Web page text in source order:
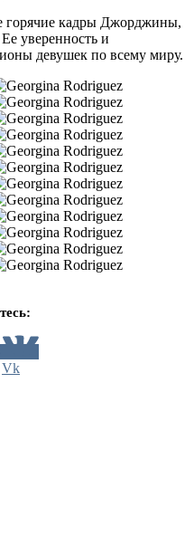
горячие кадры Джорджины,
уверенность и
девушек по всему миру.
Vk